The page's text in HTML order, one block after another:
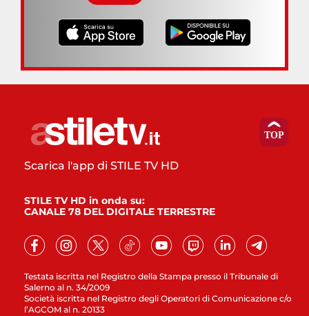
Testata iscritta nel Registro della Stampa presso il Tribunale di
Salerno al n. 34/2009
Società iscritta nel Registro degli Operatori di Comunicazione c/o
l’AGCOM al n. 20133
Scarica l'app di STILE TV HD
STILE TV HD in onda su:
CANALE 78 DEL DIGITALE TERRESTRE